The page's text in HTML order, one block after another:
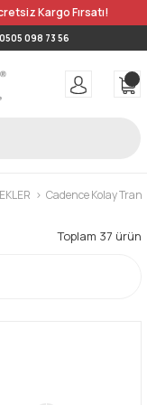
Kargo Fırsatı!
0505 098 73 56
Cadence Kolay
Toplam 37 ürün